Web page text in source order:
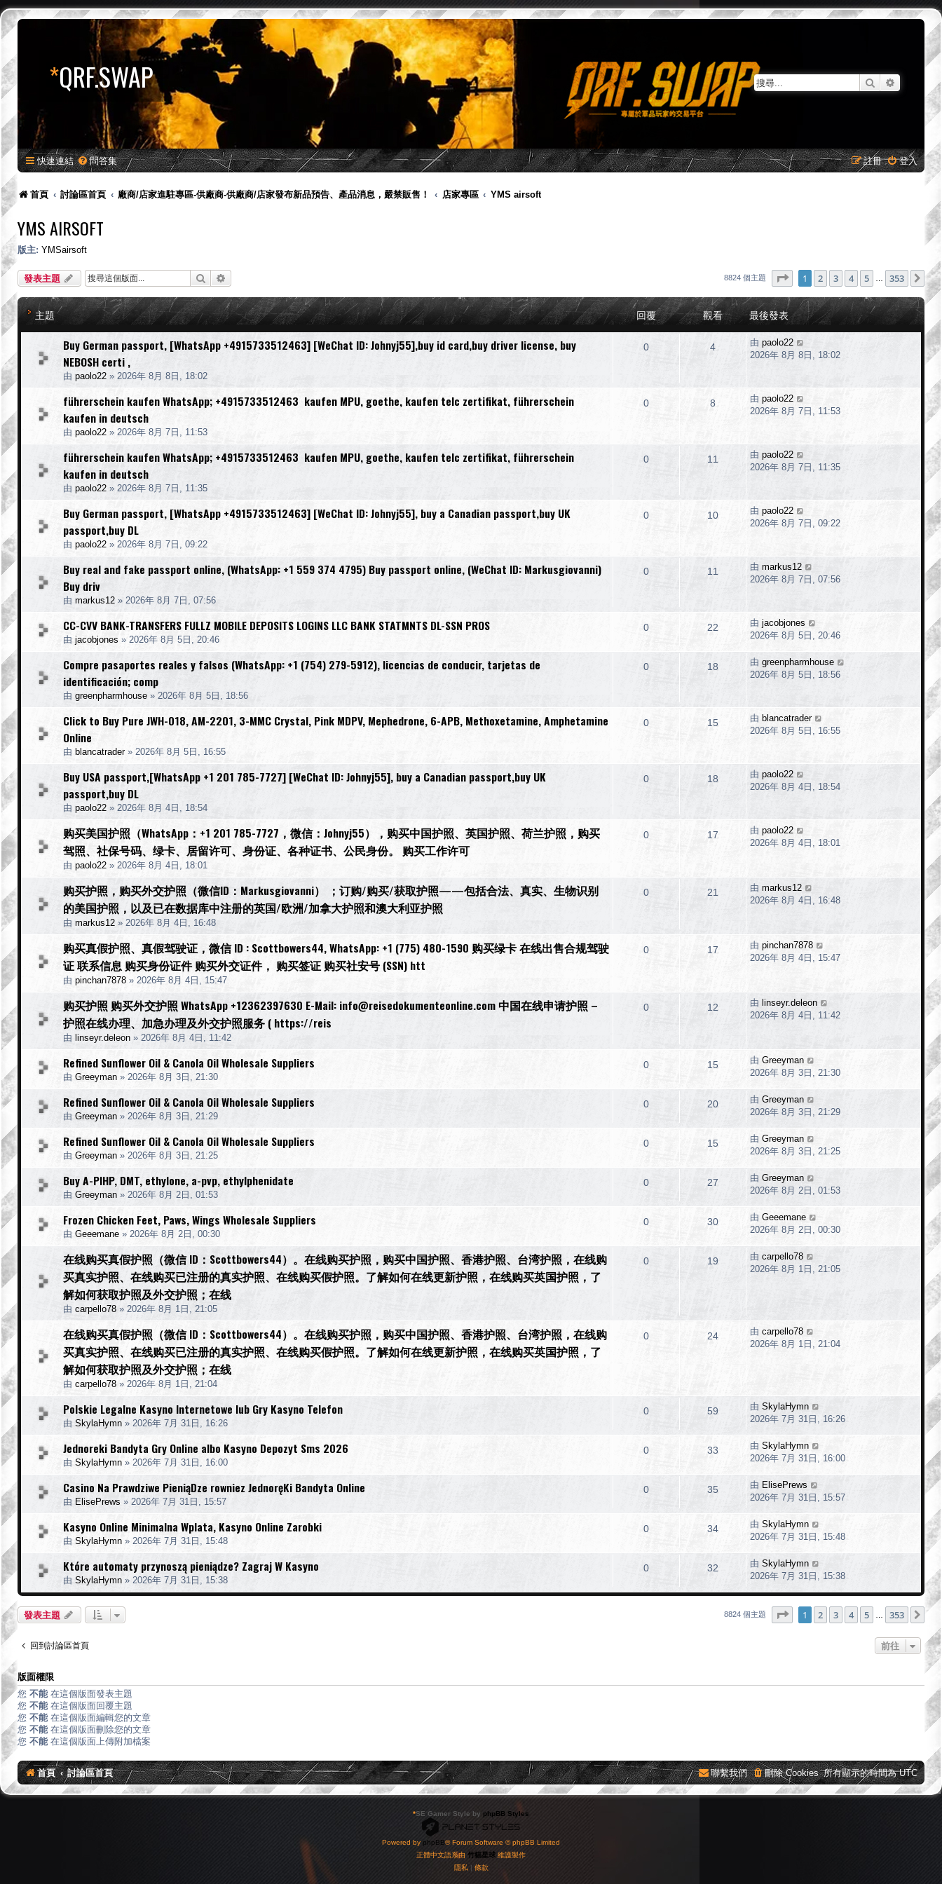
*QRF.SWAP 搜尋
快速連結 問答集 登入
註冊
首頁 討論區首頁 廠商/店家進駐專區-供廠商-供廠商/店家發布新品預告、產品消息，嚴禁販售！ 店家專區 YMS airsoft
YMS AIRSOFT
版主: YMSairsoft
發表主題 搜尋 8824 個主題 1頁 (共 353 頁)
1 2 3 4 5 353 下
主題 回覆 觀看 最後發表
Buy German passport, [WhatsApp +4915733512463] [WeChat ID: Johnyj55],buy id card,buy driver license, buy
NEBOSH certi ,
由 paolo22 » 2026年 8月 8日, 18:02
0 4 由 paolo22
2026年 8月 8日, 18:02
führerschein kaufen WhatsApp; +4915733512463 kaufen MPU, goethe, kaufen telc zertifikat, führerschein
kaufen in deutsch
由 paolo22 » 2026年 8月 7日, 11:53
0 8 由 paolo22
2026年 8月 7日, 11:53
führerschein kaufen WhatsApp; +4915733512463 kaufen MPU, goethe, kaufen telc zertifikat, führerschein
kaufen in deutsch
由 paolo22 » 2026年 8月 7日, 11:35
0 11 由 paolo22
2026年 8月 7日, 11:35
Buy German passport, [WhatsApp +4915733512463] [WeChat ID: Johnyj55], buy a Canadian passport,buy UK
passport,buy DL
由 paolo22 » 2026年 8月 7日, 09:22
0 10 由 paolo22
2026年 8月 7日, 09:22
Buy real and fake passport online, (WhatsApp: +1 559 374 4795) Buy passport online, (WeChat ID: Markusgiovanni)
Buy driv
由 markus12 » 2026年 8月 7日, 07:56
0 11 由 markus12
2026年 8月 7日, 07:56
CC-CVV BANK-TRANSFERS FULLZ MOBILE DEPOSITS LOGINS LLC BANK STATMNTS DL-SSN PROS
由 jacobjones » 2026年 8月 5日, 20:46
0 22 由 jacobjones
2026年 8月 5日, 20:46
Compre pasaportes reales y falsos (WhatsApp: +1 (754) 279-5912), licencias de conducir, tarjetas de
identificación; comp
由 greenpharmhouse » 2026年 8月 5日, 18:56
0 18 由 greenpharmhouse
2026年 8月 5日, 18:56
Click to Buy Pure JWH-018, AM-2201, 3-MMC Crystal, Pink MDPV, Mephedrone, 6-APB, Methoxetamine, Amphetamine
Online
由 blancatrader» 2026年 8月 5日, 16:55
0 15 由 blancatrader
2026年 8月 5日, 16:55
Buy USA passport,[WhatsApp +1 201 785-7727] [WeChat ID: Johnyj55], buy a Canadian passport,buy UK
passport,buy DL
由 paolo22 » 2026年 8月 4日, 18:54
0 18 由 paolo22
2026年 8月 4日, 18:54
购买美国护照（WhatsApp：+1 201 785-7727，微信：Johnyj55），购买中国护照、英国护照、荷兰护照，购买
驾照、社保号码、绿卡、居留许可、身份证、各种证书、公民身份。 购买工作许可
由 paolo22 » 2026年 8月 4日, 18:01
0 17 由 paolo22
2026年 8月 4日, 18:01
购买护照，购买外交护照（微信ID：Markusgiovanni） ；订购/购买/获取护照——包括合法、真实、生物识别
的美国护照，以及已在数据库中注册的英国/欧洲/加拿大护照和澳大利亚护照
由 markus12 » 2026年 8月 4日, 16:48
0 21 由 markus12
2026年 8月 4日, 16:48
购买真假护照、真假驾驶证，微信 ID : Scottbowers44, WhatsApp: +1 (775) 480-1590 购买绿卡 在线出售合规驾驶
证 联系信息 购买身份证件 购买外交证件， 购买签证 购买社安号 (SSN) htt
由 pinchan7878 » 2026年 8月 4日, 15:47
0 17 由 pinchan7878
2026年 8月 4日, 15:47
购买护照 购买外交护照 WhatsApp +12362397630 E-Mail: info@reisedokumenteonline.com 中国在线申请护照 –
护照在线办理、加急办理及外交护照服务 ( https://reis
由 linseyr.deleon » 2026年 8月 4日, 11:42
0 12 由 linseyr.deleon
2026年 8月 4日, 11:42
Refined Sunflower Oil & Canola Oil Wholesale Suppliers
由 Greeyman » 2026年 8月 3日, 21:30
0 15 由 Greeyman
2026年 8月 3日, 21:30
Refined Sunflower Oil & Canola Oil Wholesale Suppliers
由 Greeyman » 2026年 8月 3日, 21:29
0 20 由 Greeyman
2026年 8月 3日, 21:29
Refined Sunflower Oil & Canola Oil Wholesale Suppliers
由 Greeyman » 2026年 8月 3日, 21:25
0 15 由 Greeyman
2026年 8月 3日, 21:25
Buy A-PIHP, DMT, ethylone, a-pvp, ethylphenidate
由 Greeyman » 2026年 8月 2日, 01:53
0 27 由 Greeyman
2026年 8月 2日, 01:53
Frozen Chicken Feet, Paws, Wings Wholesale Suppliers
由 Geeemane » 2026年 8月 2日, 00:30
0 30 由 Geeemane
2026年 8月 2日, 00:30
在线购买真假护照（微信 ID：Scottbowers44）。在线购买护照，购买中国护照、香港护照、台湾护照，在线购
买真实护照、在线购买已注册的真实护照、在线购买假护照。了解如何在线更新护照，在线购买英国护照，了
解如何获取护照及外交护照；在线
由 carpello78 » 2026年 8月 1日, 21:05
0 19 由 carpello78
2026年 8月 1日, 21:05
在线购买真假护照（微信 ID：Scottbowers44）。在线购买护照，购买中国护照、香港护照、台湾护照，在线购
买真实护照、在线购买已注册的真实护照、在线购买假护照。了解如何在线更新护照，在线购买英国护照，了
解如何获取护照及外交护照；在线
由 carpello78 » 2026年 8月 1日, 21:04
0 24 由 carpello78
2026年 8月 1日, 21:04
Polskie Legalne Kasyno Internetowe lub Gry Kasyno Telefon
由 SkylaHymn » 2026年 7月 31日, 16:26
0 59 由 SkylaHymn
2026年 7月 31日, 16:26
Jednoreki Bandyta Gry Online albo Kasyno Depozyt Sms 2026
由 SkylaHymn » 2026年 7月 31日, 16:00
0 33 由 SkylaHymn
2026年 7月 31日, 16:00
Casino Na Prawdziwe PieniąDze rowniez JednoręKi Bandyta Online
由 ElisePrews » 2026年 7月 31日, 15:57
0 35 由 ElisePrews
2026年 7月 31日, 15:57
Kasyno Online Minimalna Wplata, Kasyno Online Zarobki
由 SkylaHymn » 2026年 7月 31日, 15:48
0 34 由 SkylaHymn
2026年 7月 31日, 15:48
Które automaty przynoszą pieniądze? Zagraj W Kasyno
由 SkylaHymn » 2026年 7月 31日, 15:38
0 32 由 SkylaHymn
2026年 7月 31日, 15:38
發表主題 8824 個主題 1頁 (共 353 頁)
1 2 3 4 5 353 下
回到討論區首頁 前往
版面權限
您 不能 在這個版面發表主題
您 不能 在這個版面回覆主題
您 不能 在這個版面編輯您的文章
您 不能 在這個版面刪除您的文章
您 不能 在這個版面上傳附加檔案
首頁 討論區首頁 所有顯示的時間為UTC
刪除 Cookies
聯繫我們
*SE Gamer Style by phpBB Styles
Powered by phpBB® Forum Software © phpBB Limited
正體中文語系由 竹貓星球 維護製作
隱私| 條款